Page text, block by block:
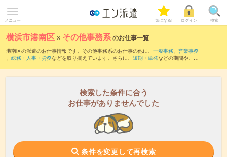
メニュー 気になる! ログイン 検索
横浜市港南区 × その他事務系のお仕事一覧
港南区の派遣のお仕事情報です。その他事務系のお仕事の他に、 一般事務、 営業事務
、 総務・人事・労務などを取り揃えています。さらに、 短期 ・ 単発などの期間や、 職
検索した条件に合う
お仕事がありませんでした
条件を変更して再検索